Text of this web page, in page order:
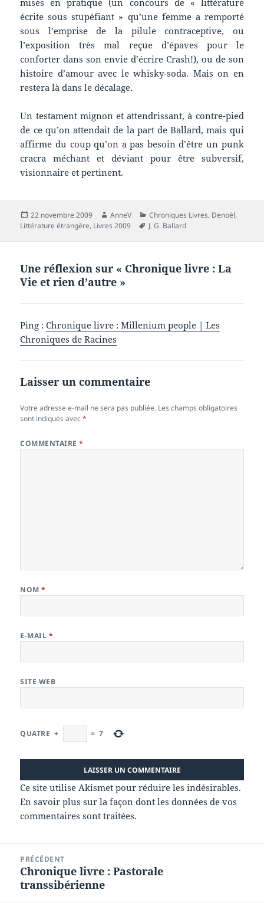
mises en pratique (un concours de « littérature
écrite sous stupéfiant » qu’une femme a remporté
sous l’emprise de la pilule contraceptive, ou
l’exposition très mal reçue d’épaves pour le
conforter dans son envie d’écrire Crash!), ou de son
histoire d’amour avec le whisky-soda. Mais on en
restera là dans le décalage.
Un testament mignon et attendrissant, à contre-pied
de ce qu’on attendait de la part de Ballard, mais qui
affirme du coup qu’on a pas besoin d’être un punk
cracra méchant et déviant pour être subversif,
visionnaire et pertinent.
Publié
le
22 novembre 2009 Auteur
AnneV Catégories
Chroniques Livres, Denoël,
Littérature étrangère, Livres 2009
Mots-
J. G. Ballard
Une réflexion sur « Chronique livre : La
Vie et rien d’autre »
Ping :Chronique livre : Millenium people | Les
Chroniques de Racines
Laisser un commentaire
Votre adresse e-mail ne sera pas publiée. Les champs obligatoires
sont indiqués avec*
COMMENTAIRE*
NOM*
E-MAIL *
SITE WEB
QUATRE + = 7
Ce site utilise Akismet pour réduire les indésirables.
En savoir plus sur la façon dont les données de vos
commentaires sont traitées.
l’article
PRÉCÉDENT
Article
précédent :
Chronique livre : Pastorale
transsibérienne